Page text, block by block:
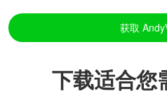
获取
下载适合您